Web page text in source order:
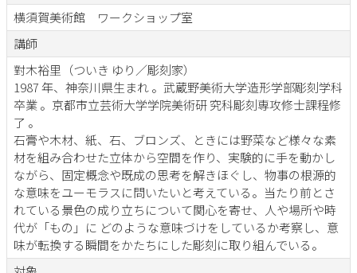
横須賀美術館 ワークショップ室
講師
對木裕里（ついき ゆり／彫刻家）
1987 年、神奈川県生まれ 。武蔵野美術大学造形学部彫刻学科
卒業 。京都市立芸術大学学院美術研 究科彫刻専攻修士課程修
了 。
石膏や木材、紙、石、ブロンズ、ときには野菜など様々な素
材を組み合わせた立体から空間を作り、実験的に手を動かし
ながら、固定概念や既成の思考を解きほぐし、物事の根源的
な意味をユーモラスに問いたいと考えている。当たり前とさ
れている景色の成り立ちについて関心を寄せ、人や場所や時
代が「もの」に どのような意味づけをしているか考察し、意
味が転換する瞬間をかたちにした彫刻に取り組んでいる。